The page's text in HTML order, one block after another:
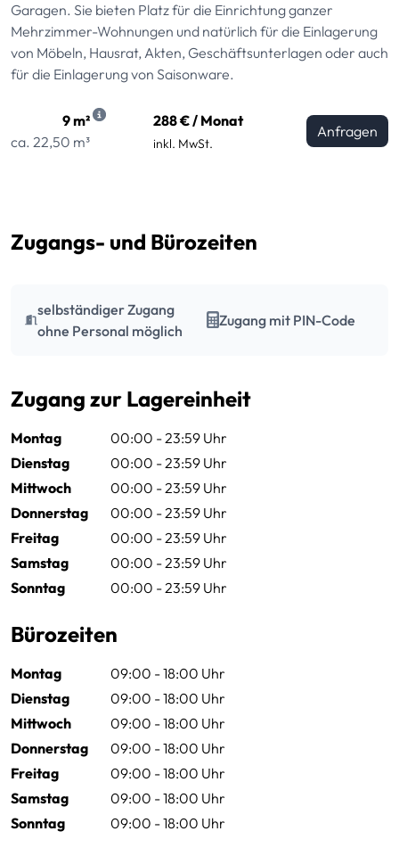
Garagen. Sie bieten Platz für die Einrichtung ganzer
Mehrzimmer-Wohnungen und natürlich für die Einlagerung
von Möbeln, Hausrat, Akten, Geschäftsunterlagen oder auch
für die Einlagerung von Saisonware.
9 m²
ca. 22,50 m³
288 € / Monat
inkl. MwSt.
Anfragen
Zugangs- und Bürozeiten
selbständiger Zugang
ohne Personal möglich
Zugang mit PIN-Code
Zugang zur Lagereinheit
Montag
00:00 - 23:59 Uhr
Dienstag
00:00 - 23:59 Uhr
Mittwoch
00:00 - 23:59 Uhr
Donnerstag
00:00 - 23:59 Uhr
Freitag
00:00 - 23:59 Uhr
Samstag
00:00 - 23:59 Uhr
Sonntag
00:00 - 23:59 Uhr
Bürozeiten
Montag
09:00 - 18:00 Uhr
Dienstag
09:00 - 18:00 Uhr
Mittwoch
09:00 - 18:00 Uhr
Donnerstag
09:00 - 18:00 Uhr
Freitag
09:00 - 18:00 Uhr
Samstag
09:00 - 18:00 Uhr
Sonntag
09:00 - 18:00 Uhr